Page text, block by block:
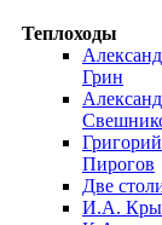
Теплоходы
Грин
Григорий
Пирогов
Две
И.А.